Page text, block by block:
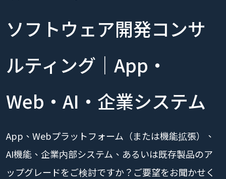
ソフトウェア開発コンサ
ルティング｜App・
Web・AI・企業システム
App、Webプラットフォーム（または機能拡張）、
AI機能、企業内部システム、あるいは既存製品のア
ップグレードをご検討ですか？ご要望をお聞かせく